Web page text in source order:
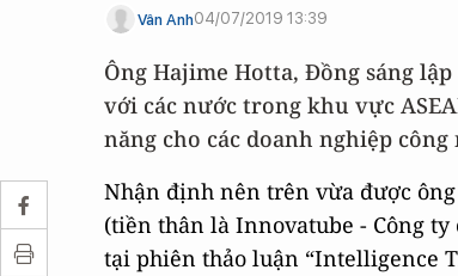
Vân Anh04/07/2019 13:39
Ông Hajime Hotta, Đồng sáng
với các nước trong khu vực
năng cho các doanh nghiệp
Nhận định nên trên vừa được
(tiền thân là Innovatube - Công
tại phiên thảo luận “Intelligence